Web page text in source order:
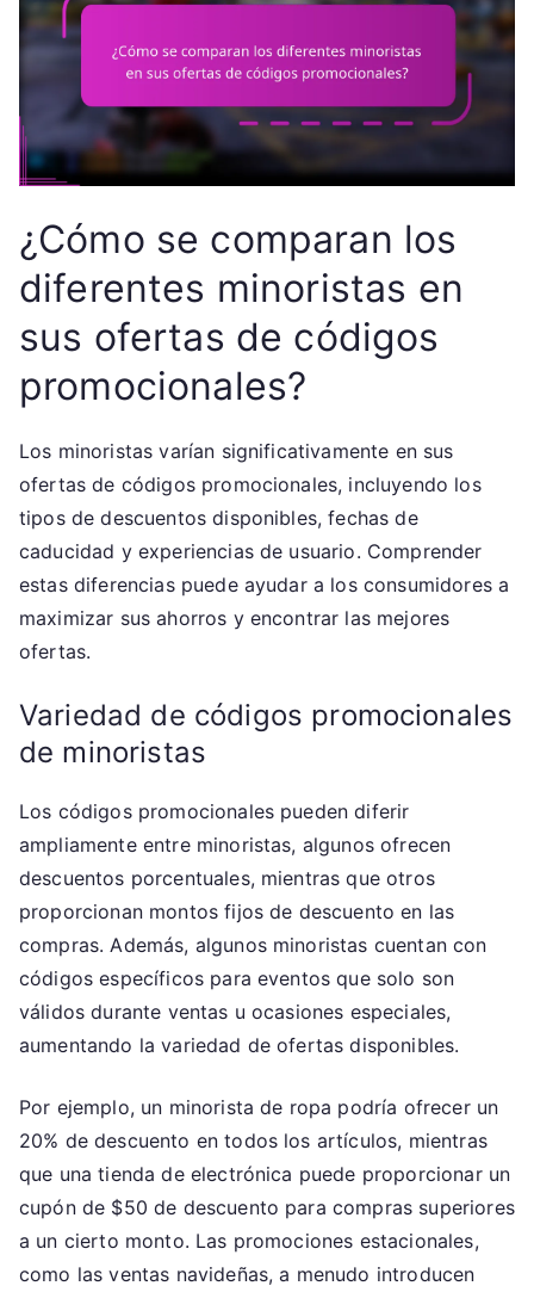
¿Cómo se comparan los
diferentes minoristas en
sus ofertas de códigos
promocionales?
Los minoristas varían significativamente en sus
ofertas de códigos promocionales, incluyendo los
tipos de descuentos disponibles, fechas de
caducidad y experiencias de usuario. Comprender
estas diferencias puede ayudar a los consumidores a
maximizar sus ahorros y encontrar las mejores
ofertas.
Variedad de códigos promocionales
de minoristas
Los códigos promocionales pueden diferir
ampliamente entre minoristas, algunos ofrecen
descuentos porcentuales, mientras que otros
proporcionan montos fijos de descuento en las
compras. Además, algunos minoristas cuentan con
códigos específicos para eventos que solo son
válidos durante ventas u ocasiones especiales,
aumentando la variedad de ofertas disponibles.
Por ejemplo, un minorista de ropa podría ofrecer un
20% de descuento en todos los artículos, mientras
que una tienda de electrónica puede proporcionar un
cupón de $50 de descuento para compras superiores
a un cierto monto. Las promociones estacionales,
como las ventas navideñas, a menudo introducen